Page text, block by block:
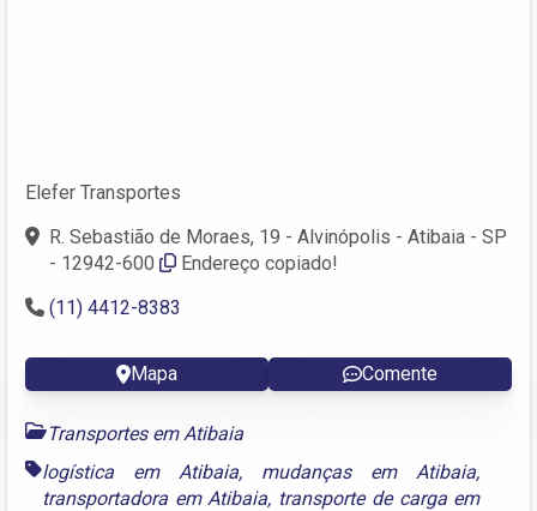
Elefer Transportes
R. Sebastião de Moraes, 19 - Alvinópolis - Atibaia - SP
- 12942-600
Endereço copiado!
(11) 4412-8383
Mapa Comente
Transportes em Atibaia
logística em Atibaia, mudanças em Atibaia,
transportadora em Atibaia, transporte de carga em